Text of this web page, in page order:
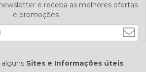
e receba as melhores ofertas
e promoções
Sites e Informações úteis